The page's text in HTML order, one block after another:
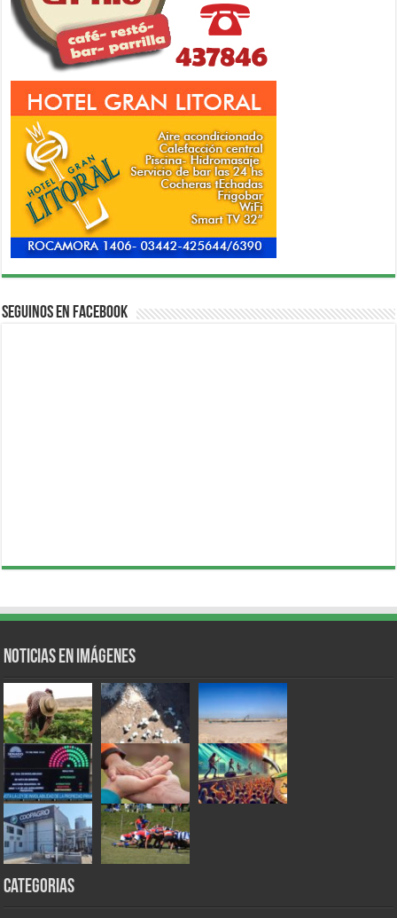
Seguinos en Facebook
Noticias en Imágenes
Categorias